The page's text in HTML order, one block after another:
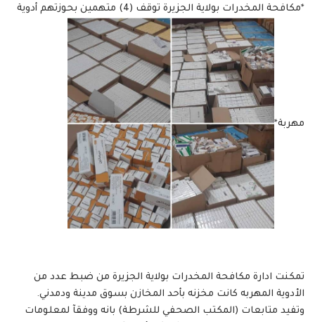
*مكافحة المخدرات بولاية الجزيرة توقف (4) متهمين بحوزتهم أدوية
مهربة*
تمكنت ادارة مكافحة المخدرات بولاية الجزيرة من ضبط عدد من
الأدوية المهربه كانت مخزنه بأحد المخازن بسوق مدينة ودمدني.
وتفيد متابعات (المكتب الصحفي للشرطة) بانه ووفقآ لمعلومات